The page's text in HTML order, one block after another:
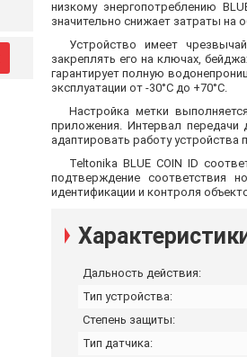
низкому энергопотреблению
значительно снижает затраты на
Устройство имеет
закреплять его на ключах,
гарантирует полную
эксплуатации от -30°C до +70°C.
Настройка метки
приложения. Интервал передачи
адаптировать работу устройства
Teltonika BLUE COIN ID
подтверждение соответствия
идентификации и контроля
Дальность действия:
Тип устройства:
Степень защиты:
Тип датчика: